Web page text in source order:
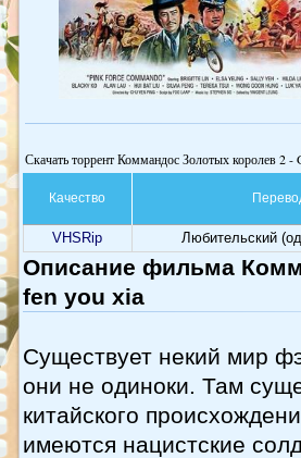
Скачать торрент Коммандос Золотых королев 2 -
Качество
VHSRip Любительский
Описание фильма
fen you xia
Существует некий мир
они не одиноки. Там
китайского
имеются нацистские